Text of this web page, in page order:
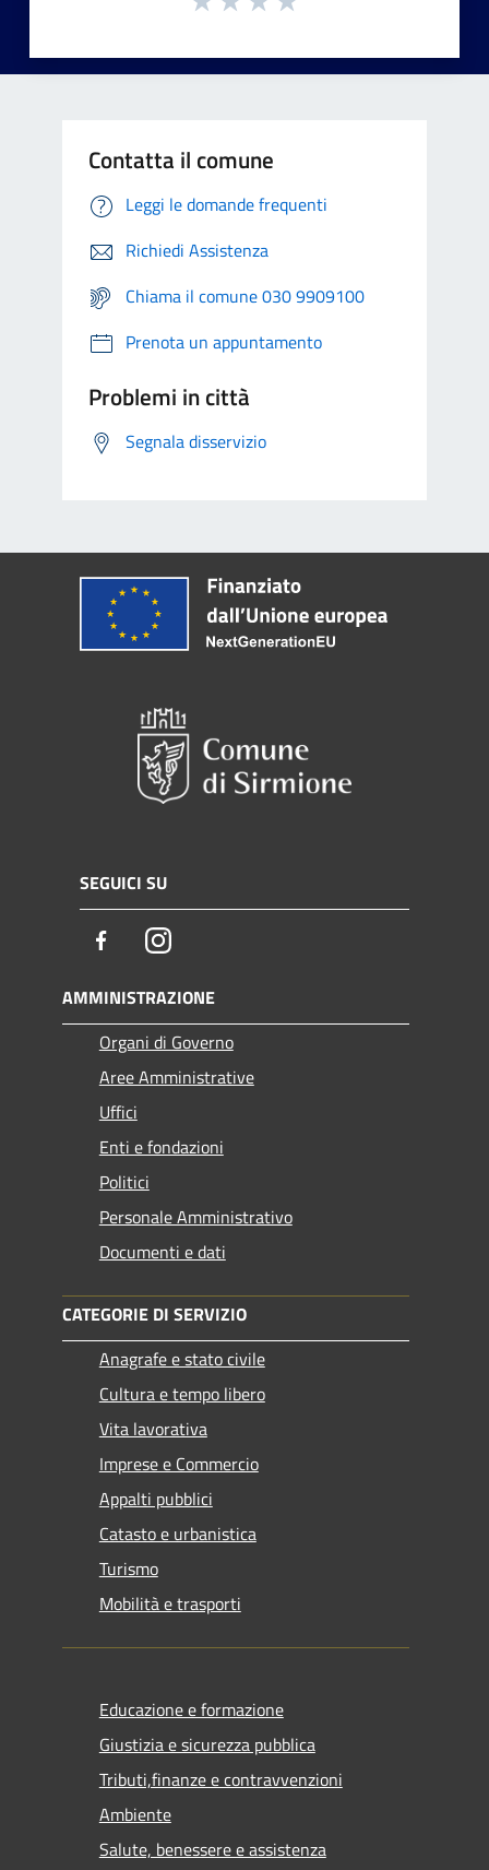
Contatta il comune
Leggi le domande frequenti
Richiedi Assistenza
Chiama il comune 030 9909100
Prenota un appuntamento
Problemi in città
Segnala disservizio
SEGUICI SU
FacebookInstagram
AMMINISTRAZIONE
Organi di Governo
Aree Amministrative
Uffici
Enti e fondazioni
Politici
Personale Amministrativo
Documenti e dati
CATEGORIE DI SERVIZIO
Anagrafe e stato civile
Cultura e tempo libero
Vita lavorativa
Imprese e Commercio
Appalti pubblici
Catasto e urbanistica
Turismo
Mobilità e trasporti
Educazione e formazione
Giustizia e sicurezza pubblica
Tributi,finanze e contravvenzioni
Ambiente
Salute, benessere e assistenza